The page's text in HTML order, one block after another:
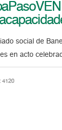
social de
en acto
4120